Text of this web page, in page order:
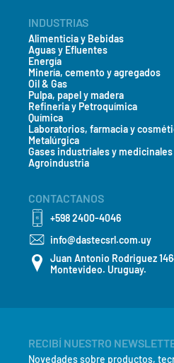
INDUSTRIAS
Alimenticia y Bebidas
Aguas y Efluentes
Energía
Minería, cemento y agregados
Oil & Gas
Pulpa, papel y madera
Refineria y Petroquímica
Química
Laboratorios, farmacia y
Metalúrgica
Gases industriales y medicinales
Agroindustria
CONTACTANOS
+598 2400-4046
info@dastecsrl.com.uy
Juan Antonio Rodriguez
Montevideo. Uruguay.
RECIBÍ NUESTRO
Novedades sobre productos,